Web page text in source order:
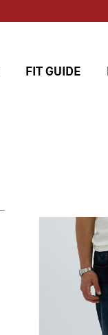
FIT GUIDE